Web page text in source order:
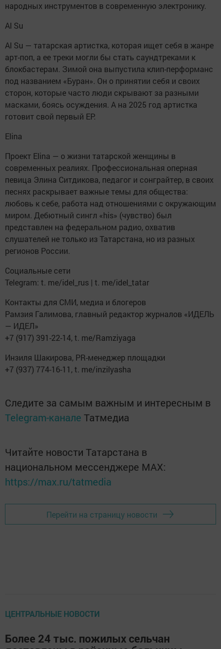
народных инструментов в современную электронику.
Al Su
Al Su — татарская артистка, которая ищет себя в жанре
арт-поп, а ее треки могли бы стать саундтреками к
блокбастерам. Зимой она выпустила клип-перформанс
под названием «Буран». Он о принятии себя и своих
сторон, которые часто люди скрывают за разными
масками, боясь осуждения. А на 2025 год артистка
готовит свой первый EP.
Elina
Проект Elina — о жизни татарской женщины в
современных реалиях. Профессиональная оперная
певица Элина Ситдикова, педагог и сонграйтер, в своих
песнях раскрывает важные темы для общества:
любовь к себе, работа над отношениями с окружающим
миром. Дебютный сингл «his» (чувство) был
представлен на федеральном радио, охватив
слушателей не только из Татарстана, но из разных
регионов России.
Социальные сети
Telegram: t. me/idel_rus | t. me/idel_tatar
Контакты для СМИ, медиа и блогеров
Рамзия Галимова, главный редактор журналов «ИДЕЛЬ
— ИДЕЛ»
+7 (917) 391-22-14, t. me/Ramziyaga
Инзиля Шакирова, PR-менеджер площадки
+7 (937) 774-16-11, t. me/inzilyasha
Следите за самым важным и интересным в
Telegram-канале Татмедиа
Читайте новости Татарстана в
национальном мессенджере MАХ:
https://max.ru/tatmedia
Перейти на страницу новости
ЦЕНТРАЛЬНЫЕ НОВОСТИ
Более 24 тыс. пожилых сельчан